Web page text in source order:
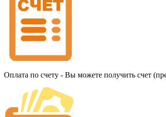
Оплата по счету - Вы можете получить счет